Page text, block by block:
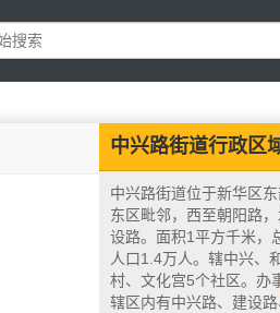
中兴路街道行政区
中兴路街道位于新华区
东区毗邻，西至朝阳路
设路。面积1平方千米，
人口1.4万人。辖中兴、
村、文化宫5个社区。办
辖区内有中兴路、建设